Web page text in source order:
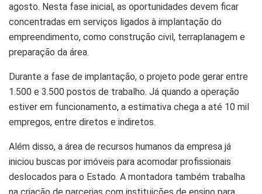
agosto. Nesta fase inicial, as oportunidades devem ficar
concentradas em serviços ligados à implantação do
empreendimento, como construção civil, terraplanagem e
preparação da área.
Durante a fase de implantação, o projeto pode gerar entre
1.500 e 3.500 postos de trabalho. Já quando a operação
estiver em funcionamento, a estimativa chega a até 10 mil
empregos, entre diretos e indiretos.
Além disso, a área de recursos humanos da empresa já
iniciou buscas por imóveis para acomodar profissionais
deslocados para o Estado. A montadora também trabalha